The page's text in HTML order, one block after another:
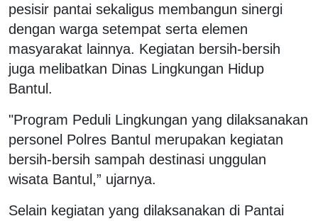
pesisir pantai sekaligus membangun sinergi
dengan warga setempat serta elemen
masyarakat lainnya. Kegiatan bersih-bersih
juga melibatkan Dinas Lingkungan Hidup
Bantul.
"Program Peduli Lingkungan yang dilaksanakan
personel Polres Bantul merupakan kegiatan
bersih-bersih sampah destinasi unggulan
wisata Bantul,” ujarnya.
Selain kegiatan yang dilaksanakan di Pantai